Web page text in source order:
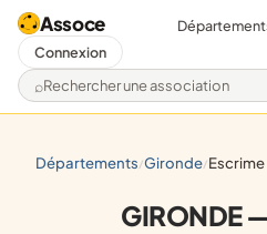
Assoce
Rechercher une association
Connexion
départements/ gironde/ escrime
GIRONDE